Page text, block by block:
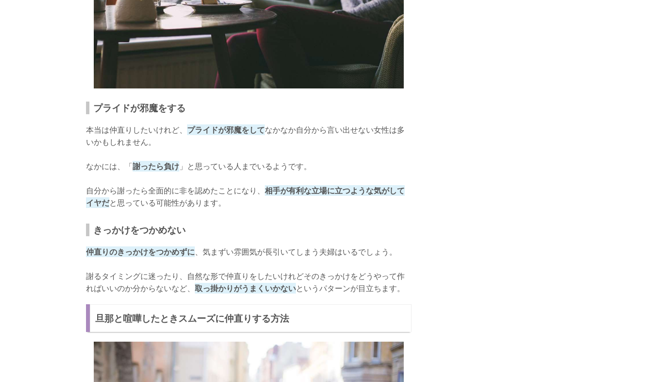
プライドが邪魔をする
本当は仲直りしたいけれど、 プライドが邪魔をしてなかなか自分から言い出せない女性は多
いかもしれません。
なかには、「謝ったら負け 」と思っている人までいるようです。
自分から謝ったら全面的に非を認めたことになり、 相手が有利な立場に立つような気がして
イヤだと思っている可能性があります。
きっかけをつかめない
仲直りのきっかけをつかめずに、気まずい雰囲気が長引いてしまう夫婦はいるでしょう。
謝るタイミングに迷ったり、自然な形で仲直りをしたいけれどそのきっかけをどうやって作
ればいいのか分からないなど、 取っ掛かりがうまくいかないというパターンが目立ちます。
旦那と喧嘩したときスムーズに仲直りする方法